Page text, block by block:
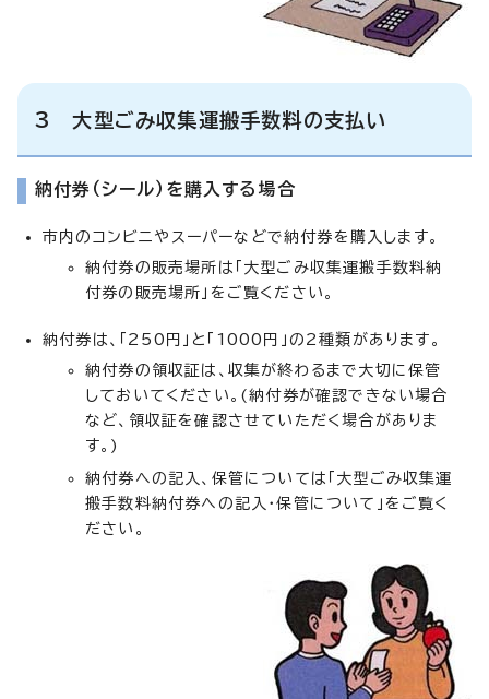
3 大型ごみ収集運搬手数料の支払い
納付券（シール）を購入する場合
市内のコンビニやスーパーなどで納付券を購入します。
納付券の販売場所は「大型ごみ収集運搬手数料納
付券の販売場所」をご覧ください。
納付券は、「250円」と「1000円」の2種類があります。
納付券の領収証は、収集が終わるまで大切に保管
しておいてください。(納付券が確認できない場合
など、領収証を確認させていただく場合がありま
す。)
納付券への記入、保管については「大型ごみ収集運
搬手数料納付券への記入・保管について」をご覧く
ださい。